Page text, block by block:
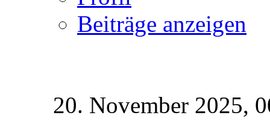
Beiträge anzeigen
20. November 2025,